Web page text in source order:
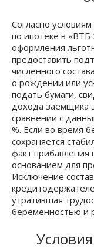
Согласно
по ипотеке в «ВТБ
оформления
предоставить
численного
о рождении или
подать бумаги,
дохода заемщика
сравнении с
%. Если во время
сохраняется
факт
основанием для
Исключение
утратившая
беременностью и